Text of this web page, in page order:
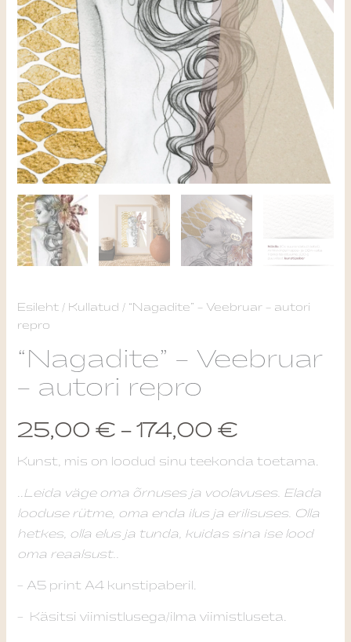
Esileht/ Kullatud / “Nagadite” – Veebruar – autori
repro
“Nagadite” – Veebruar
– autori repro
25,00 € – 174,00 €
Price
range:
through
174,00 €
Kunst, mis on loodud sinu teekonda toetama.
Leida väge oma õrnuses ja voolavuses. Elada
looduse rütme, oma enda ilus ja erilisuses. Olla
hetkes, olla elus ja tunda, kuidas sina ise lood
oma reaalsust..
– A5 print A4 kunstipaberil.
– Käsitsi viimistlusega/ilma viimistluseta.
"Nagadite"
-
Veebruar
autori
kogus